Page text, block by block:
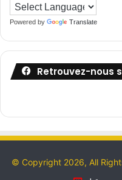
Powered by Translate
Retrouvez-nous
© Copyright 2026, All